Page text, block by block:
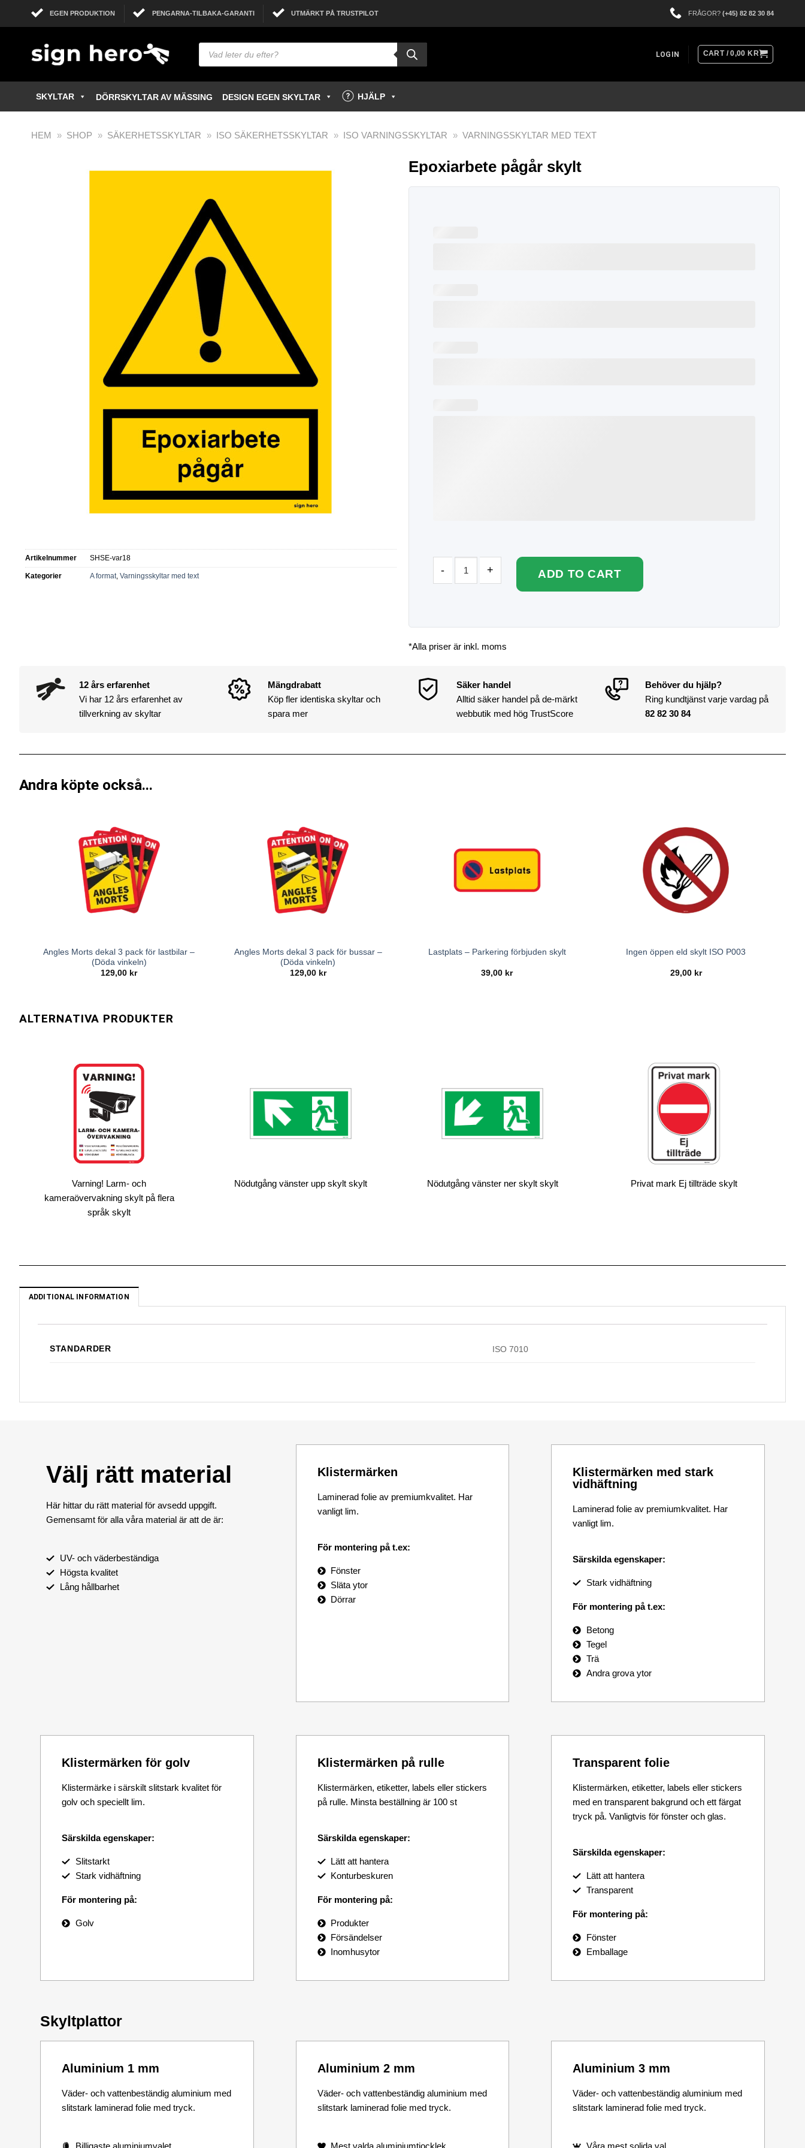
EGEN PRODUKTION PENGARNA-TILBAKA-GARANTI UTMÄRKT PÅ TRUSTPILOT FRÅGOR? (+45) 82 82 30 84
LOGIN CART /0,00 KR
SKYLTAR DÖRRSKYLTAR AV MÄSSING DESIGN EGEN SKYLTAR HJÄLP
HEM » SHOP » SÄKERHETSSKYLTAR » ISO SÄKERHETSSKYLTAR » ISO VARNINGSSKYLTAR » VARNINGSSKYLTAR MED TEXT
Artikelnummer SHSE-var18
Kategorier A format, Varningsskyltar med text
Epoxiarbete pågår skylt
ADD TO CART
*Alla priser är inkl. moms
12 års erfarenhet
Vi har 12 års erfarenhet av
tillverkning av skyltar
Mängdrabatt
Köp fler identiska skyltar och
spara mer
Säker handel
Alltid säker handel på de-märkt
webbutik med hög TrustScore
Behöver du hjälp?
Ring kundtjänst varje vardag på
82 82 30 84
Andra köpte också...
Angles Morts dekal 3 pack för lastbilar –
(Döda vinkeln)
129,00 kr
Angles Morts dekal 3 pack för bussar –
(Döda vinkeln)
129,00 kr
Lastplats – Parkering förbjuden skylt
39,00 kr
Ingen öppen eld skylt ISO P003
29,00 kr
Varning! Larm- och
kameraövervakning skylt på flera
språk skylt
Nödutgång vänster upp skylt skylt Nödutgång vänster ner skylt skylt Privat mark Ej tillträde skylt
ADDITIONAL INFORMATION
STANDARDER ISO 7010
Välj rätt material
Här hittar du rätt material för avsedd uppgift.
Gemensamt för alla våra material är att de är:
UV- och väderbeständiga
Högsta kvalitet
Lång hållbarhet
Klistermärken
Laminerad folie av premiumkvalitet. Har
vanligt lim.
För montering på t.ex:
Fönster
Släta ytor
Dörrar
Klistermärken med stark
vidhäftning
Laminerad folie av premiumkvalitet. Har
vanligt lim.
Särskilda egenskaper:
Stark vidhäftning
För montering på t.ex:
Betong
Tegel
Trä
Andra grova ytor
Klistermärken för golv
Klistermärke i särskilt slitstark kvalitet för
golv och speciellt lim.
Särskilda egenskaper:
Slitstarkt
Stark vidhäftning
För montering på:
Golv
Klistermärken på rulle
Klistermärken, etiketter, labels eller stickers
på rulle. Minsta beställning är 100 st
Särskilda egenskaper:
Lätt att hantera
Konturbeskuren
För montering på:
Produkter
Försändelser
Inomhusytor
Transparent folie
Klistermärken, etiketter, labels eller stickers
med en transparent bakgrund och ett färgat
tryck på. Vanligtvis för fönster och glas.
Särskilda egenskaper:
Lätt att hantera
Transparent
För montering på:
Fönster
Emballage
Skyltplattor
Aluminium 1 mm
Väder- och vattenbeständig aluminium med
slitstark laminerad folie med tryck.
Billigaste aluminiumvalet
Aluminium 2 mm
Väder- och vattenbeständig aluminium med
slitstark laminerad folie med tryck.
Mest valda aluminiumtjocklek
Aluminium 3 mm
Väder- och vattenbeständig aluminium med
slitstark laminerad folie med tryck.
Våra mest solida val